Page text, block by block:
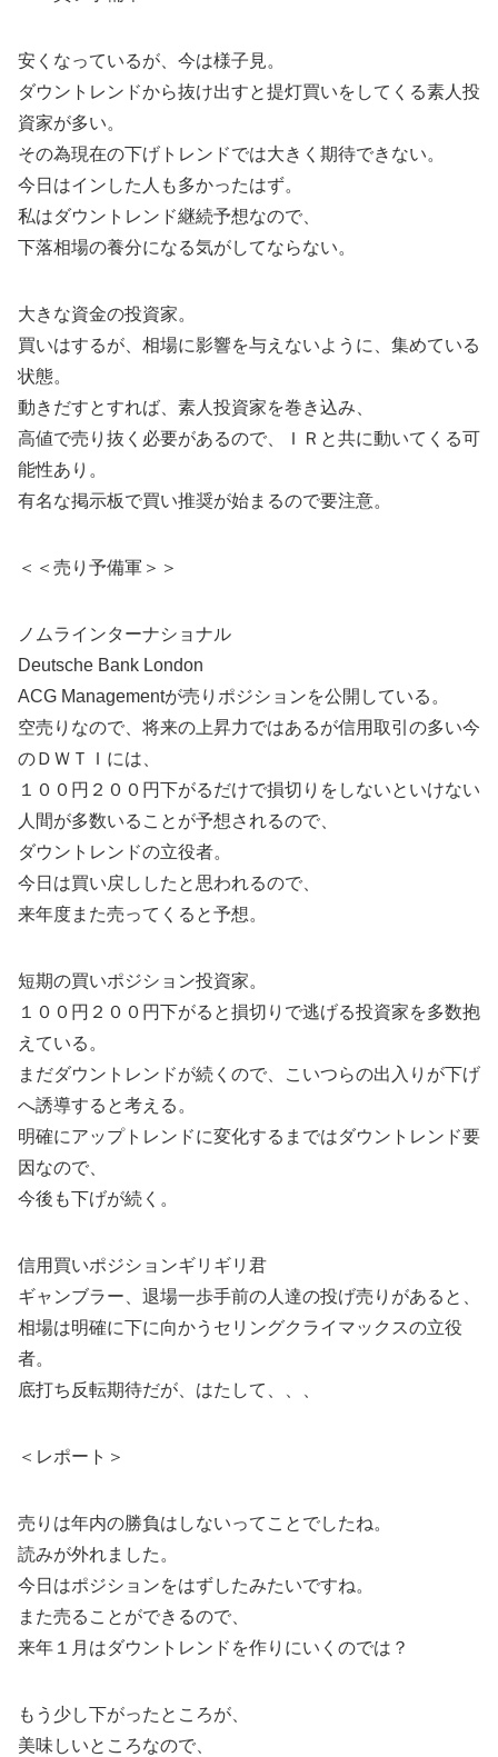
安くなっているが、今は様子見。
ダウントレンドから抜け出すと提灯買いをしてくる素人投
資家が多い。
その為現在の下げトレンドでは大きく期待できない。
今日はインした人も多かったはず。
私はダウントレンド継続予想なので、
下落相場の養分になる気がしてならない。
大きな資金の投資家。
買いはするが、相場に影響を与えないように、集めている
状態。
動きだすとすれば、素人投資家を巻き込み、
高値で売り抜く必要があるので、ＩＲと共に動いてくる可
能性あり。
有名な掲示板で買い推奨が始まるので要注意。
＜＜売り予備軍＞＞
ノムラインターナショナル
Deutsche Bank London
ACG Managementが売りポジションを公開している。
空売りなので、将来の上昇力ではあるが信用取引の多い今
のＤＷＴＩには、
１００円２００円下がるだけで損切りをしないといけない
人間が多数いることが予想されるので、
ダウントレンドの立役者。
今日は買い戻ししたと思われるので、
来年度また売ってくると予想。
短期の買いポジション投資家。
１００円２００円下がると損切りで逃げる投資家を多数抱
えている。
まだダウントレンドが続くので、こいつらの出入りが下げ
へ誘導すると考える。
明確にアップトレンドに変化するまではダウントレンド要
因なので、
今後も下げが続く。
信用買いポジションギリギリ君
ギャンブラー、退場一歩手前の人達の投げ売りがあると、
相場は明確に下に向かうセリングクライマックスの立役
者。
底打ち反転期待だが、はたして、、、
＜レポート＞
売りは年内の勝負はしないってことでしたね。
読みが外れました。
今日はポジションをはずしたみたいですね。
また売ることができるので、
来年１月はダウントレンドを作りにいくのでは？
もう少し下がったところが、
美味しいところなので、